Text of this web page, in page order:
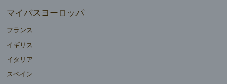
マイバスヨーロッパ
フランス
イギリス
イタリア
スペイン